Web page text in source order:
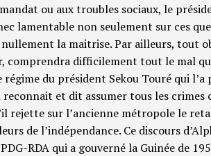
ou aux troubles sociaux, le
lamentable non seulement sur ces
la maitrise. Par ailleurs, tout
comprendra difficilement tout le mal
du président Sekou Touré qui
et dit assumer tous les crimes
rejette sur l’ancienne métropole le
de l’indépendance. Ce discours
RDA qui a gouverné la Guinée de